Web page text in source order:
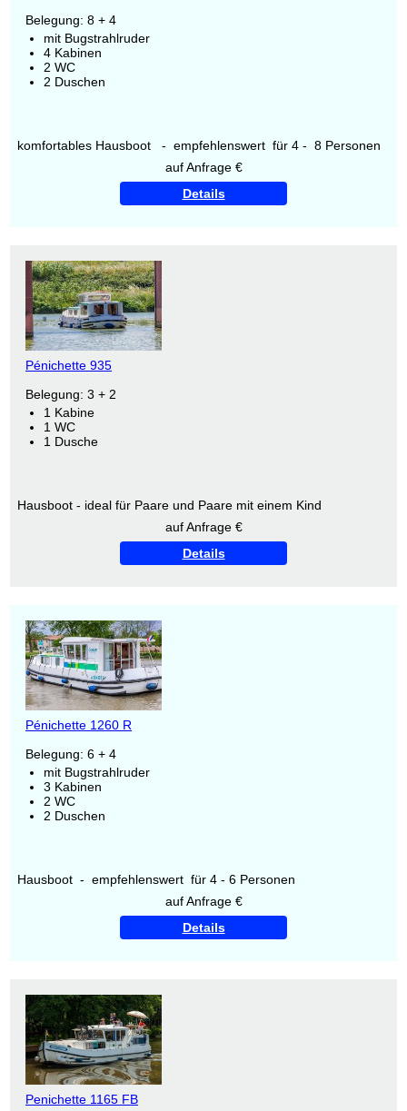
Belegung: 8 + 4
mit Bugstrahlruder
4 Kabinen
2 WC
2 Duschen
komfortables Hausboot - empfehlenswert für 4 - 8 Personen
auf Anfrage €
Details
Pénichette 935
Belegung: 3 + 2
1 Kabine
1 WC
1 Dusche
Hausboot - ideal für Paare und Paare mit einem Kind
auf Anfrage €
Details
Pénichette 1260 R
Belegung: 6 + 4
mit Bugstrahlruder
3 Kabinen
2 WC
2 Duschen
Hausboot - empfehlenswert für 4 - 6 Personen
auf Anfrage €
Details
Penichette 1165 FB